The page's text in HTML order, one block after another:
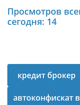
Просмотров
сегодня: 14
кредит брокер
автоконфискат в